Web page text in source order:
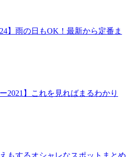
】雨の日もOK！最新から定番ま
2021】これを見ればまるわかり
もするオシャレなスポットまとめ